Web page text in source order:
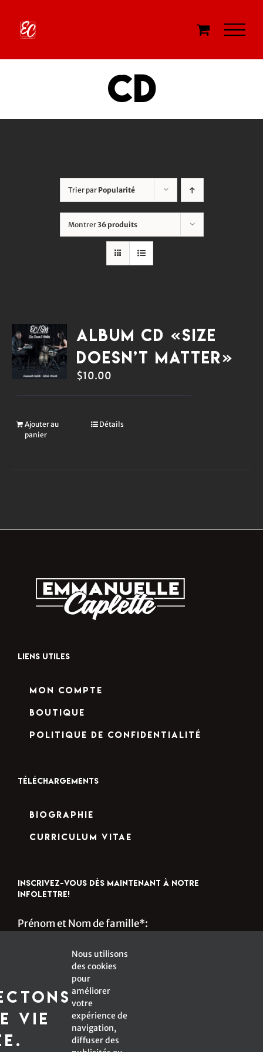
contenu
CD
Trier par Popularité
Montrer36 produits
Album CD «Size
Doesn’t Matter»
$10.00
Ajouter au
panier
Détails
LIENS UTILES
Mon compte
Boutique
Politique de confidentialité
TÉLÉCHARGEMENTS
Biographie
Curriculum Vitae
INSCRIVEZ-VOUS DÈS MAINTENANT À NOTRE
INFOLETTRE!
Prénom et Nom de famille*:
*Champ obligatoire
vie
Nous utilisons
des cookies
pour
améliorer
votre
expérience de
navigation,
diffuser des